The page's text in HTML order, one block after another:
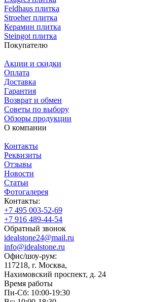
Feldhaus плитка
Stroeher плитка
Керамин плитка
Steingot плитка
Покупателю
Акции и скидки
Оплата
Доставка
Гарантия
Возврат и обмен
Советы по выбору
Обзоры продукции
О компании
Контакты
Реквизиты
Отзывы
Новости
Статьи
Фотогалерея
Контакты:
+7 495 003-52-69
+7 916 489-44-54
Обратный звонок
idealstone24@mail.ru
info@idealstone.ru
Офис/шоу-рум:
117218, г. Москва,
Нахимовский проспект, д. 24
Время работы
Пн-Сб: 10:00-19:30